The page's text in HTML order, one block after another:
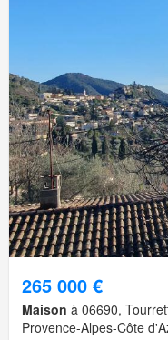
265 000 €
Maison à 06690,
Provence-Alpes-Côte